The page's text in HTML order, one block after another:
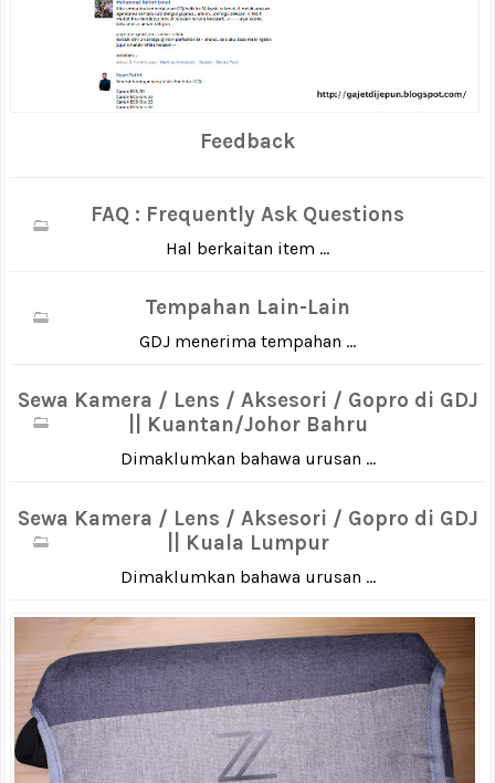
Feedback
FAQ : Frequently Ask Questions
Hal berkaitan item ...
Tempahan Lain-Lain
GDJ menerima tempahan ...
Sewa Kamera / Lens / Aksesori / Gopro di GDJ
|| Kuantan/Johor Bahru
Dimaklumkan bahawa urusan ...
Sewa Kamera / Lens / Aksesori / Gopro di GDJ
|| Kuala Lumpur
Dimaklumkan bahawa urusan ...